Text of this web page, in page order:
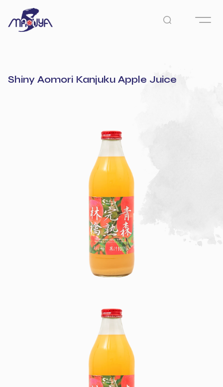
Shiny Aomori Kanjuku Apple Juice